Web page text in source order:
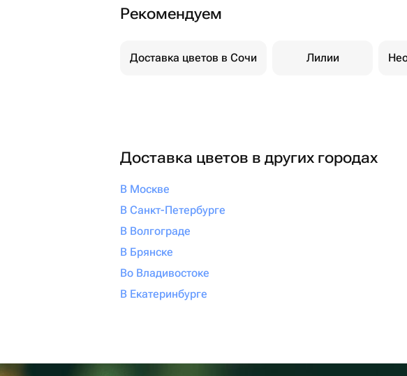
Рекомендуем
Доставка цветов в Сочи Лилии
Доставка цветов в других городах
В Москве
В Санкт-Петербурге
В Волгограде
В Брянске
Во Владивостоке
В Екатеринбурге